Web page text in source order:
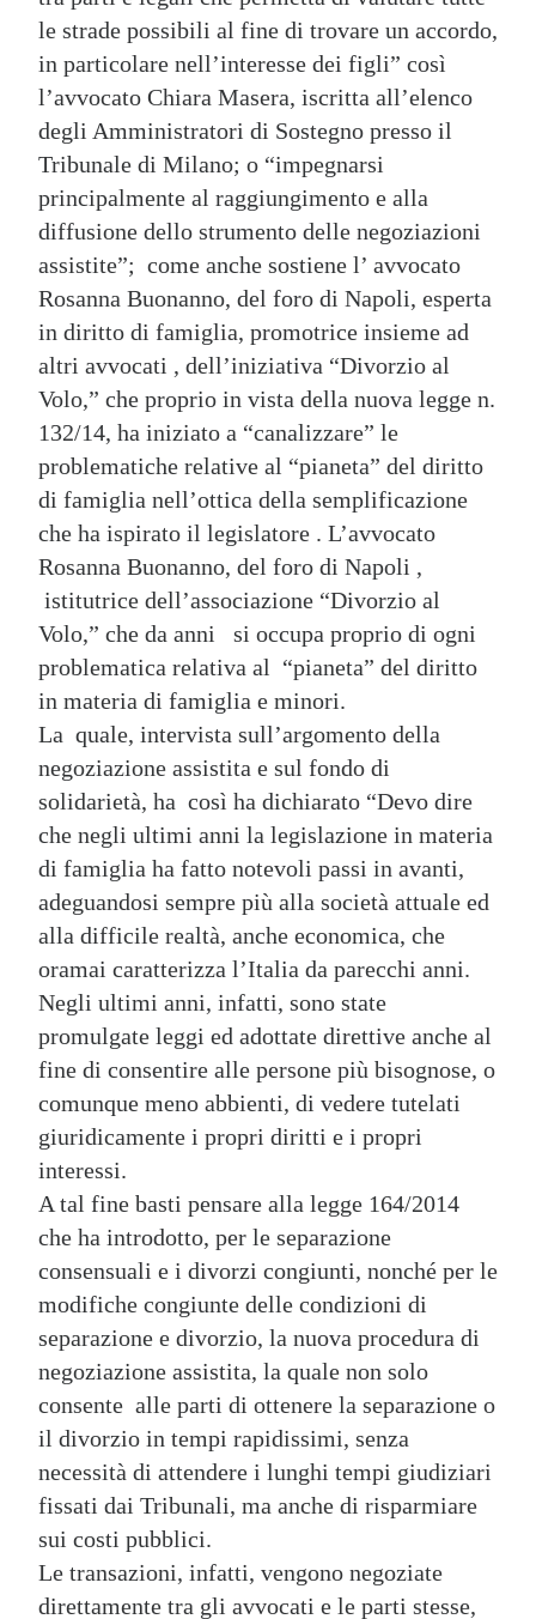
le strade possibili al fine di trovare un accordo,
in particolare nell’interesse dei figli” così
l’avvocato Chiara Masera, iscritta all’elenco
degli Amministratori di Sostegno presso il
Tribunale di Milano; o “impegnarsi
principalmente al raggiungimento e alla
diffusione dello strumento delle negoziazioni
assistite”; come anche sostiene l’ avvocato
Rosanna Buonanno, del foro di Napoli, esperta
in diritto di famiglia, promotrice insieme ad
altri avvocati , dell’iniziativa “Divorzio al
Volo,” che proprio in vista della nuova legge n.
132/14, ha iniziato a “canalizzare” le
problematiche relative al “pianeta” del diritto
di famiglia nell’ottica della semplificazione
che ha ispirato il legislatore . L’avvocato
Rosanna Buonanno, del foro di Napoli ,
istitutrice dell’associazione “Divorzio al
Volo,” che da anni si occupa proprio di ogni
problematica relativa al “pianeta” del diritto
in materia di famiglia e minori.
La quale, intervista sull’argomento della
negoziazione assistita e sul fondo di
solidarietà, ha così ha dichiarato “Devo dire
che negli ultimi anni la legislazione in materia
di famiglia ha fatto notevoli passi in avanti,
adeguandosi sempre più alla società attuale ed
alla difficile realtà, anche economica, che
oramai caratterizza l’Italia da parecchi anni.
Negli ultimi anni, infatti, sono state
promulgate leggi ed adottate direttive anche al
fine di consentire alle persone più bisognose, o
comunque meno abbienti, di vedere tutelati
giuridicamente i propri diritti e i propri
interessi.
A tal fine basti pensare alla legge 164/2014
che ha introdotto, per le separazione
consensuali e i divorzi congiunti, nonché per le
modifiche congiunte delle condizioni di
separazione e divorzio, la nuova procedura di
negoziazione assistita, la quale non solo
consente alle parti di ottenere la separazione o
il divorzio in tempi rapidissimi, senza
necessità di attendere i lunghi tempi giudiziari
fissati dai Tribunali, ma anche di risparmiare
sui costi pubblici.
Le transazioni, infatti, vengono negoziate
direttamente tra gli avvocati e le parti stesse,